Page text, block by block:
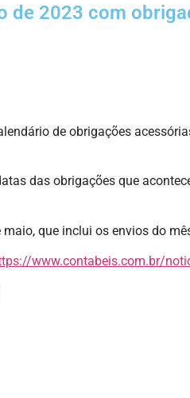
de 2023 com
de obrigações
das obrigações que
que inclui os envios do
www.contabeis.com.br/